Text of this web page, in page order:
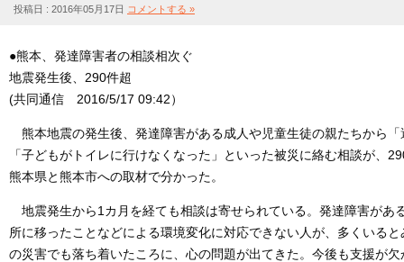
投稿日 : 2016年05月17日 コメントする »
●熊本、発達障害者の相談相次ぐ
地震発生後、290件超
(共同通信 2016/5/17 09:42）
熊本地震の発生後、発達障害がある成人や児童生徒の親たちから
「子どもがトイレに行けなくなった」といった被災に絡む相談が、
熊本県と熊本市への取材で分かった。
地震発生から1カ月を経ても相談は寄せられている。発達障害があ
所に移ったことなどによる環境変化に対応できない人が、多くいる
の災害でも落ち着いたころに、心の問題が出てきた。今後も支援が